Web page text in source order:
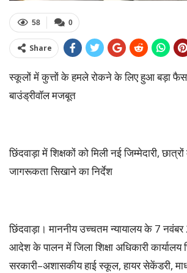
0
58
Share
स्कूलों में कुत्तों के हमले रोकने के लिए हुआ बड़ा
बाउंड्रीवॉल मजबूत
छिंदवाड़ा में शिक्षकों को मिली नई जिम्मेदारी,
जागरूकता सिखाने का निर्देश
छिंदवाड़ा। माननीय उच्चतम न्यायालय के 7
आदेश के पालन में जिला शिक्षा अधिकारी कार्यालय
सरकारी–अशासकीय हाई स्कूल, हायर सेकेंडरी,